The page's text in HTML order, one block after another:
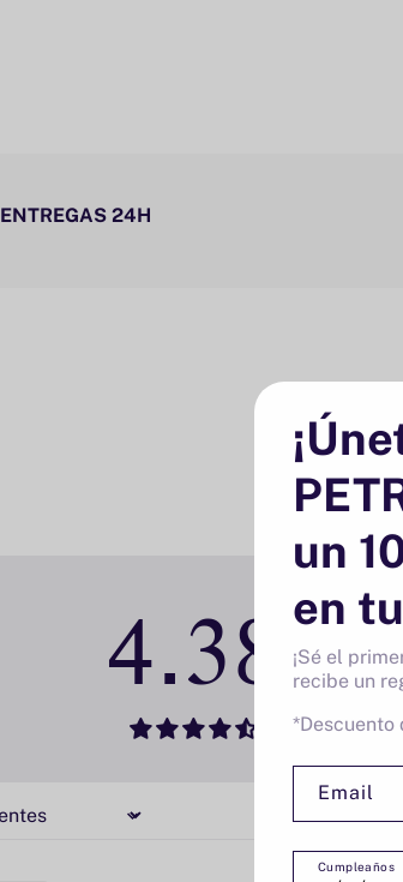
ENTREGAS 24H
4.38
un
en
¡Sé el
recibe un
*Descuento
Email
Cumpleaños